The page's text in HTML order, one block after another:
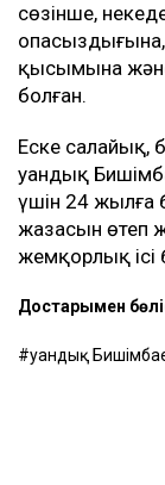
сөзінше,
қысымына
болған.
Еске салайық,
Қуандық
үшін 24 жылға
жазасын өтеп
жемқорлық ісі
Достарыңмен
Қуандық